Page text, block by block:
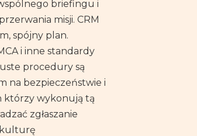
briefingu i
misji. CRM
spójny plan.
i inne standardy
procedury są
na bezpieczeństwie i
którzy wykonują tą
zgłaszanie
kulturę